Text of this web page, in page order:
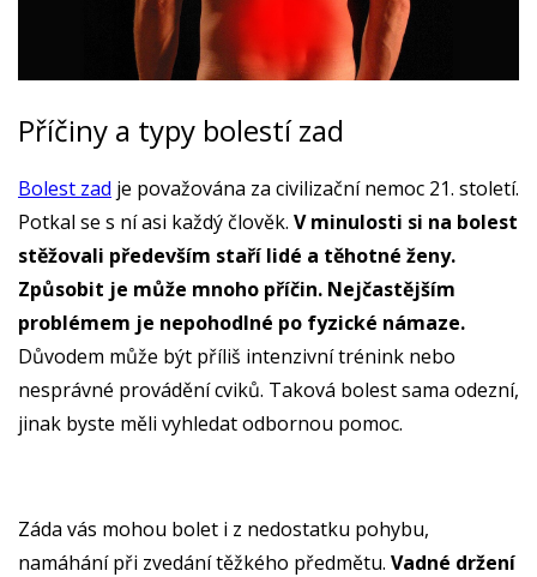
Příčiny a typy bolestí zad
Bolest zad je považována za civilizační nemoc 21. století.
Potkal se s ní asi každý člověk. V minulosti si na bolest
stěžovali především staří lidé a těhotné ženy.
Způsobit je může mnoho příčin. Nejčastějším
problémem je nepohodlné po fyzické námaze.
Důvodem může být příliš intenzivní trénink nebo
nesprávné provádění cviků. Taková bolest sama odezní,
jinak byste měli vyhledat odbornou pomoc.
Záda vás mohou bolet i z nedostatku pohybu,
namáhání při zvedání těžkého předmětu. Vadné držení